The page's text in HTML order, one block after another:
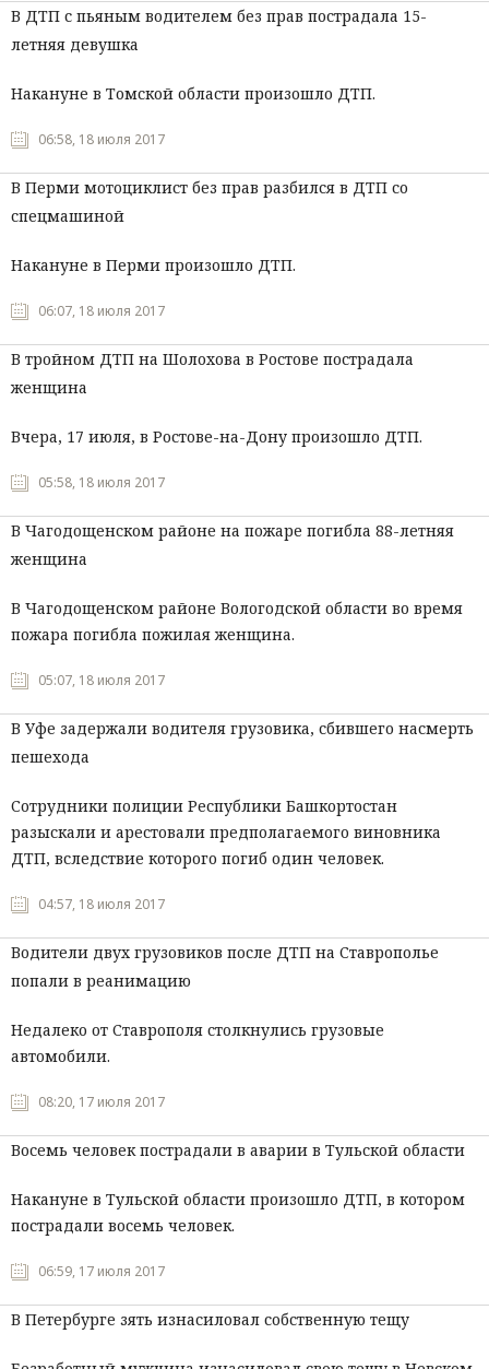
В ДТП с пьяным водителем без прав пострадала 15-
летняя девушка
Накануне в Томской области произошло ДТП.
06:58, 18 июля 2017
В Перми мотоциклист без прав разбился в ДТП со
спецмашиной
Накануне в Перми произошло ДТП.
06:07, 18 июля 2017
В тройном ДТП на Шолохова в Ростове пострадала
женщина
Вчера, 17 июля, в Ростове-на-Дону произошло ДТП.
05:58, 18 июля 2017
В Чагодощенском районе на пожаре погибла 88-летняя
женщина
В Чагодощенском районе Вологодской области во время
пожара погибла пожилая женщина.
05:07, 18 июля 2017
В Уфе задержали водителя грузовика, сбившего насмерть
пешехода
Сотрудники полиции Республики Башкортостан
разыскали и арестовали предполагаемого виновника
ДТП, вследствие которого погиб один человек.
04:57, 18 июля 2017
Водители двух грузовиков после ДТП на Ставрополье
попали в реанимацию
Недалеко от Ставрополя столкнулись грузовые
автомобили.
08:20, 17 июля 2017
Восемь человек пострадали в аварии в Тульской области
Накануне в Тульской области произошло ДТП, в котором
пострадали восемь человек.
06:59, 17 июля 2017
В Петербурге зять изнасиловал собственную тещу